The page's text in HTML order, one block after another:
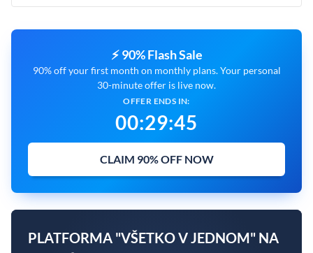
⚡ 90% Flash Sale
90% off your first month on monthly plans. Your personal
30-minute offer is live now.
OFFER ENDS IN:
00:29:44
CLAIM 90% OFF NOW
PLATFORMA "VŠETKO V JEDNOM" NA